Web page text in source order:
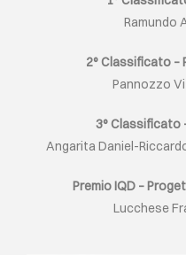
Ramundo
2° Classificato –
Pannozzo
3° Classificato
Angarita Daniel-
Premio IQD –
Lucchese